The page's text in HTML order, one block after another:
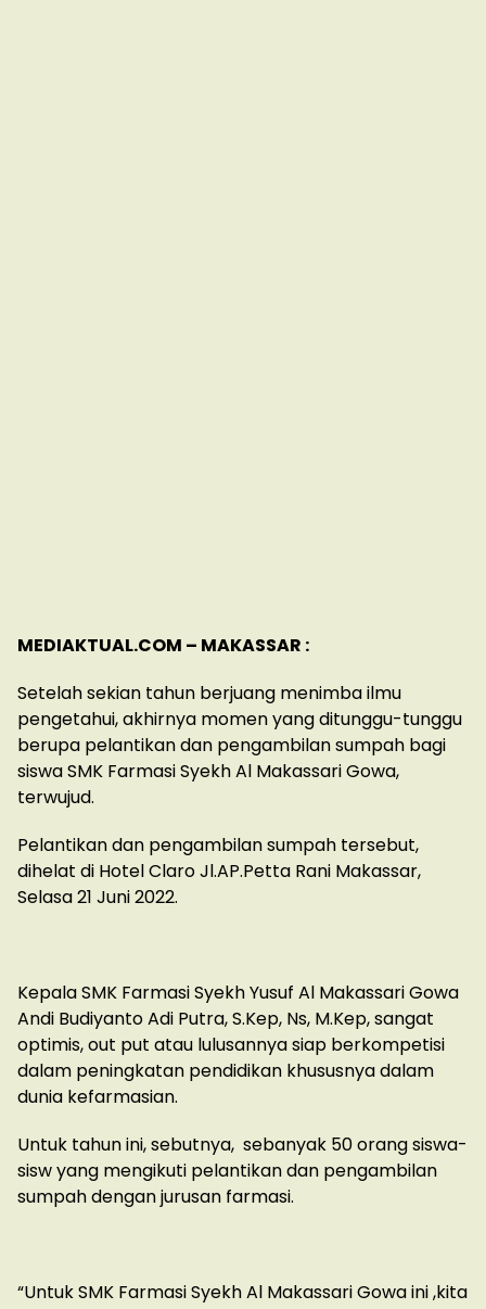
MEDIAKTUAL.COM – MAKASSAR :
Setelah sekian tahun berjuang menimba ilmu
pengetahui, akhirnya momen yang ditunggu-tunggu
berupa pelantikan dan pengambilan sumpah bagi
siswa SMK Farmasi Syekh Al Makassari Gowa,
terwujud.
Pelantikan dan pengambilan sumpah tersebut,
dihelat di Hotel Claro Jl.AP.Petta Rani Makassar,
Selasa 21 Juni 2022.
Kepala SMK Farmasi Syekh Yusuf Al Makassari Gowa
Andi Budiyanto Adi Putra, S.Kep, Ns, M.Kep, sangat
optimis, out put atau lulusannya siap berkompetisi
dalam peningkatan pendidikan khususnya dalam
dunia kefarmasian.
Untuk tahun ini, sebutnya, sebanyak 50 orang siswa-
sisw yang mengikuti pelantikan dan pengambilan
sumpah dengan jurusan farmasi.
“Untuk SMK Farmasi Syekh Al Makassari Gowa ini ,kita